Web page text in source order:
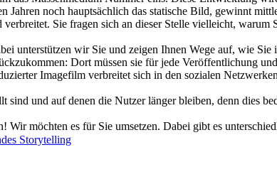
noch hauptsächlich das statische Bild, gewinnt
Sie fragen sich an dieser Stelle vielleicht,
unterstützen wir Sie und zeigen Ihnen Wege auf, wie
Dort müssen sie für jede Veröffentlichung
Imagefilm verbreitet sich in den sozialen
und auf denen die Nutzer länger bleiben, denn dies
möchten es für Sie umsetzen. Dabei gibt es